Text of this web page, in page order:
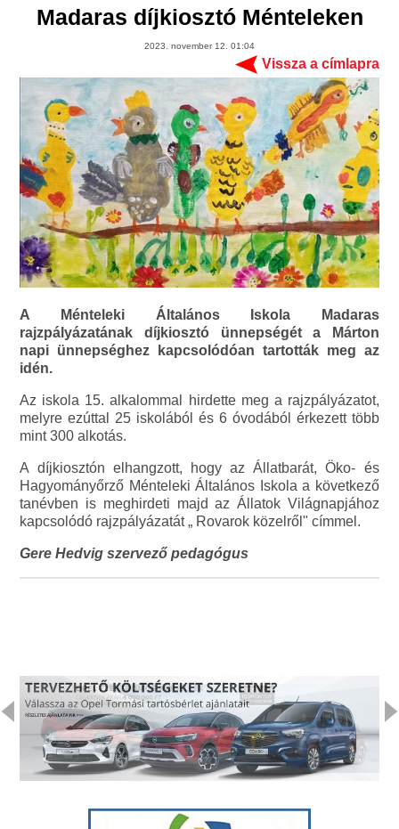
Madaras díjkiosztó Ménteleken
2023. november 12. 01:04
Vissza a címlapra
A Ménteleki Általános Iskola Madaras
rajzpályázatának díjkiosztó ünnepségét a Márton
napi ünnepséghez kapcsolódóan tartották meg az
idén.
Az iskola 15. alkalommal hirdette meg a rajzpályázatot,
melyre ezúttal 25 iskolából és 6 óvodából érkezett több
mint 300 alkotás.
A díjkiosztón elhangzott, hogy az Állatbarát, Öko- és
Hagyományőrző Ménteleki Általános Iskola a következő
tanévben is meghirdeti majd az Állatok Világnapjához
kapcsolódó rajzpályázatát „ Rovarok közelről" címmel.
Gere Hedvig szervező pedagógus